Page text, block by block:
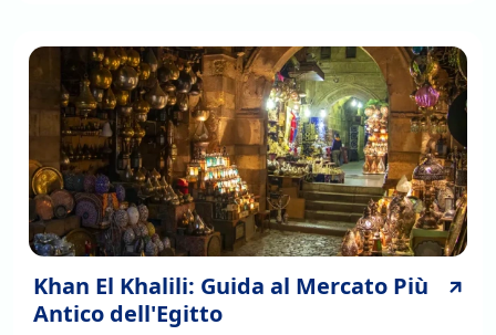
Khan El Khalili: Guida al Mercato Più
Antico dell'Egitto